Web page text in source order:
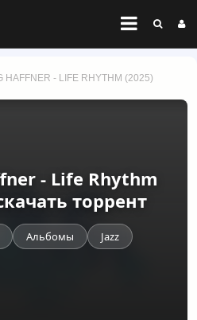
HAFFNER - LIFE RHYTHM (2025)
- Life Rhythm
торрент
Альбомы Jazz